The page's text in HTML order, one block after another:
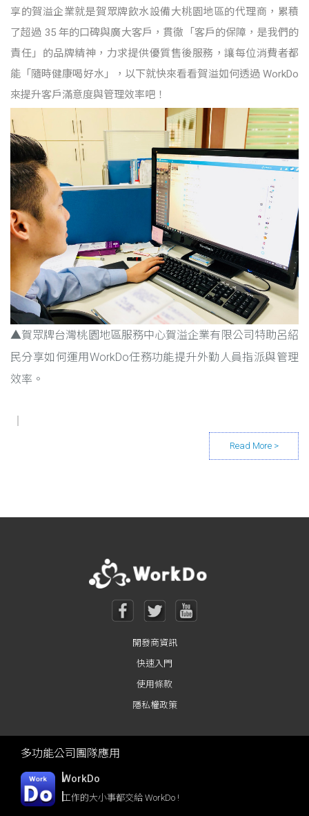
享的賀溢企業就是賀眾牌飲水設備大桃園地區的代理商，累積
了超過 35 年的口碑與廣大客戶，貫徹「客戶的保障，是我們的
責任」的品牌精神，力求提供優質售後服務，讓每位消費者都
能「隨時健康喝好水」，以下就快來看看賀溢如何透過 WorkDo
來提升客戶滿意度與管理效率吧！
▲賀眾牌台灣桃園地區服務中心賀溢企業有限公司特助呂紹
民分享如何運用WorkDo任務功能提升外勤人員指派與管理
效率。
Posts navigation
開發商資訊
快速入門
使用條款
隱私權政策
多功能公司團隊應用
WorkDo
工作的大小事都交給 WorkDo !